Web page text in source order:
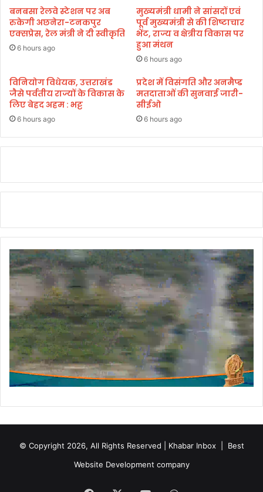
बै
ठ
क
जि
त
के
सा
थ
स
ता
ज्ञा
प
न
स्ता
बनबसा रेलवे स्टेशन पर अब
रुकेगी अछनेरा-टनकपुर
एक्सप्रेस, रेल मंत्री ने दी स्वीकृति
6 hours ago
मुख्यमंत्री धामी ने सांसदों एवं
पूर्व मुख्यमंत्री से की शिष्टाचार
भेंट, राज्य व क्षेत्रीय विकास पर
हुआ मंथन
6 hours ago
विनियोग विधेयक, उत्तराखंड
जैसे पर्वतीय राज्यों के विकास के
लिए बेहद अहम : भट्ट
6 hours ago
प्रदेश में विसंगति और अनमैप्ड
मतदाताओं की सुनवाई जारी-
सीईओ
6 hours ago
© Copyright 2026, All Rights Reserved | Khabar Inbox | Best
Website Development company